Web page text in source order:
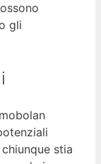
gli
stia